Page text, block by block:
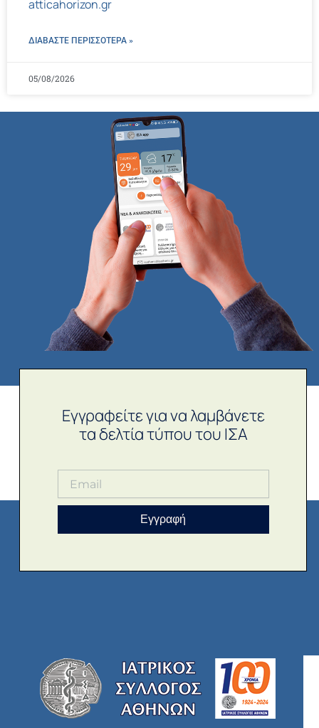
atticahorizon.gr
ΔΙΑΒΑΣΤΕ ΠΕΡΙΣΣΌΤΕΡΑ »
05/08/2026
Εγγραφείτε για να λαμβάνετε
τα δελτία τύπου του ΙΣΑ
Εγγραφή